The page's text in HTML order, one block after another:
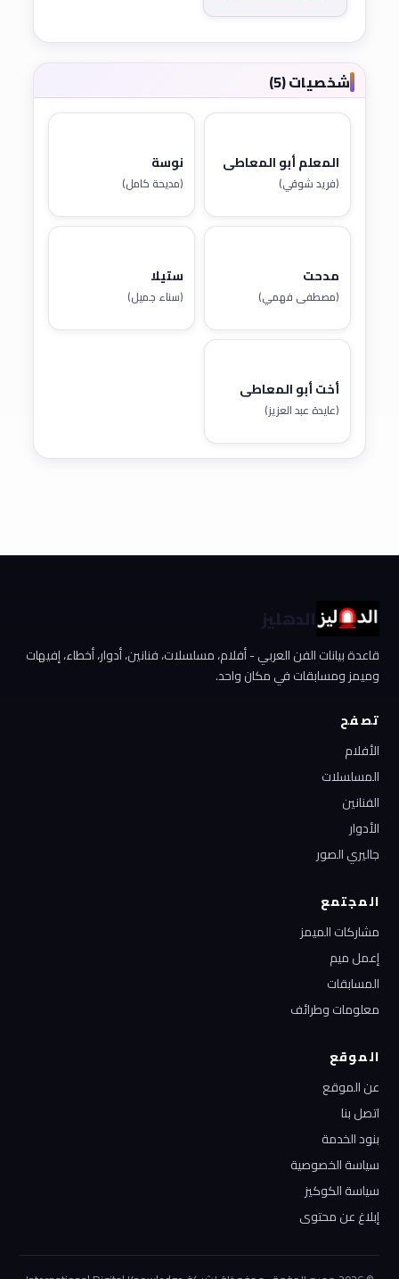
شخصيات (5)
المعلم أبو المعاطي
(فريد شوقي)
نوسة
(مديحة كامل)
مدحت
(مصطفى فهمي)
ستيلا
(سناء جميل)
أخت أبو المعاطي
(عايدة عبد العزيز)
الدهليز
قاعدة بيانات الفن العربي - أفلام، مسلسلات، فنانين، أدوار، أخطاء، إفيهات
وميمز ومسابقات في مكان واحد.
تصفح
الأفلام
المسلسلات
الفنانين
الأدوار
جاليري الصور
المجتمع
مشاركات الميمز
إعمل ميم
المسابقات
معلومات وطرائف
الموقع
عن الموقع
اتصل بنا
بنود الخدمة
سياسة الخصوصية
سياسة الكوكيز
إبلاغ عن محتوى